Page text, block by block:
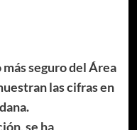
seguro del Área
las cifras en
se ha